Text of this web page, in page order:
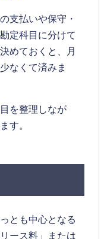
支払いや保守・
定科目に分けて
めておくと、月
なくて済みま
を整理しなが
す。
とも中心となる
ース料」または